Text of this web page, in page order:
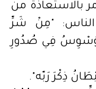
بالاستعاذة من
"مِنْ شَرِّ
فِي صُدُورِ
ذِكْرَ رَبّه".